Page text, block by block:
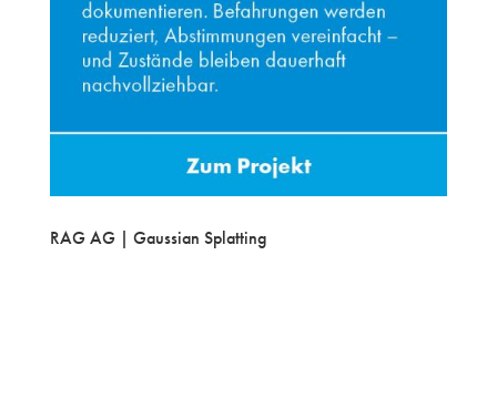
RAG AG | Gaussian Splatting